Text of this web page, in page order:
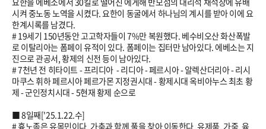
시켜 중노동 노역을 시켰다. 요한이 동굴에서 하나님의 계시를 받아 이에 요
한계시록를 남겼다.
# 19세기 150년동안 고고학자들이 7%만 복원했다. 베수비오산 화산폭발
로 이탈리아는 폼페이 유적이 있다. 폼페이는 집터만 남아있다. 에베소는 지
진으로 관공서, 황제의 신전 등이 남아있다.
# 7천년 전 히타이트 - 프리디아 - 리디아 - 페르시아 - 알렉산더리아 - 리시
마쿠스 휘하 페르시아 페르가몬 지정권시대 - 황제시대 옥비아누스 최초 황
제 - 군인정치시대 - 5현재 황제 순으로
■ 8일째['25.1.22.수]
# 흉노족은 유목민이다. 가축과 함께 풀을 찾아 이동한다. 유제품, 가죽, 육